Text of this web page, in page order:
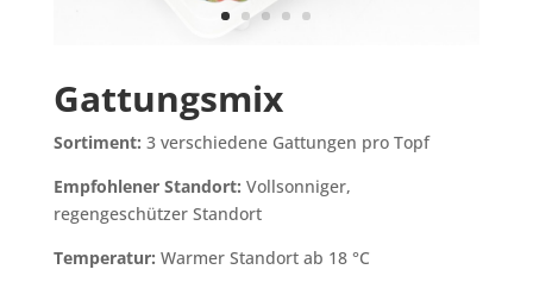
Gattungsmix
Sortiment: 3 verschiedene Gattungen pro Topf
Empfohlener Standort: Vollsonniger,
regengeschützer Standort
Temperatur: Warmer Standort ab 18 °C